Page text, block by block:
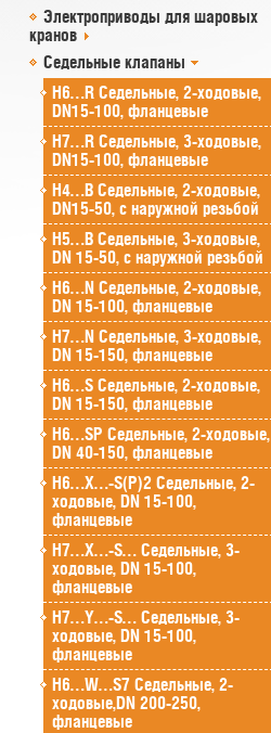
Электроприводы для шаровых
кранов
Седельные клапаны
H6…R Седельные, 2-ходовые,
DN15-100, фланцевые
H7…R Седельные, 3-ходовые,
DN15-100, фланцевые
H4…B Седельные, 2-ходовые,
DN15-50, с наружной резьбой
H5…B Седельные, 3-ходовые,
DN 15-50, с наружной резьбой
H6…N Седельные, 2-ходовые,
DN 15-100, фланцевые
H7…N Седельные, 3-ходовые,
DN 15-150, фланцевые
H6…S Седельные, 2-ходовые,
DN 15-150, фланцевые
H6…SP Седельные, 2-ходовые,
DN 40-150, фланцевые
H6…X…-S(P)2 Седельные, 2-
ходовые, DN 15-100,
фланцевые
H7…X…-S… Седельные, 3-
ходовые, DN 15-100,
фланцевые
H7…Y…-S… Седельные, 3-
ходовые, DN 15-100,
фланцевые
H6…W…S7 Седельные, 2-
ходовые,DN 200-250,
фланцевые